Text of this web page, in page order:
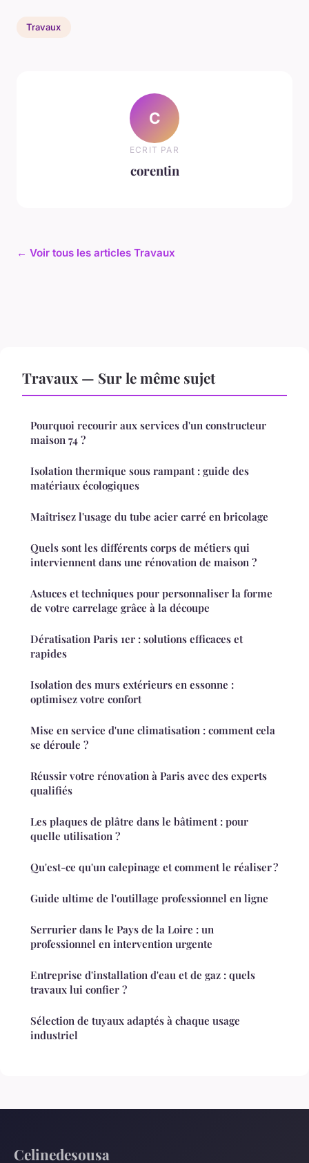
Travaux
C
ECRIT PAR
corentin
← Voir tous les articles Travaux
Travaux — Sur le même sujet
Pourquoi recourir aux services d'un constructeur
maison 74 ?
Isolation thermique sous rampant : guide des
matériaux écologiques
Maîtrisez l'usage du tube acier carré en bricolage
Quels sont les différents corps de métiers qui
interviennent dans une rénovation de maison ?
Astuces et techniques pour personnaliser la forme
de votre carrelage grâce à la découpe
Dératisation Paris 1er : solutions efficaces et
rapides
Isolation des murs extérieurs en essonne :
optimisez votre confort
Mise en service d'une climatisation : comment cela
se déroule ?
Réussir votre rénovation à Paris avec des experts
qualifiés
Les plaques de plâtre dans le bâtiment : pour
quelle utilisation ?
Qu'est-ce qu'un calepinage et comment le réaliser ?
Guide ultime de l'outillage professionnel en ligne
Serrurier dans le Pays de la Loire : un
professionnel en intervention urgente
Entreprise d'installation d'eau et de gaz : quels
travaux lui confier ?
Sélection de tuyaux adaptés à chaque usage
industriel
Celinedesousa